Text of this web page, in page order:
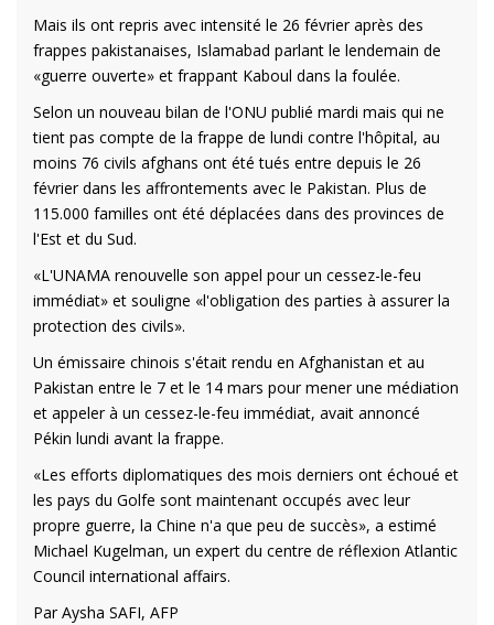
Mais ils ont repris avec intensité le 26 février après des
frappes pakistanaises, Islamabad parlant le lendemain de
«guerre ouverte» et frappant Kaboul dans la foulée.
Selon un nouveau bilan de l'ONU publié mardi mais qui ne
tient pas compte de la frappe de lundi contre l'hôpital, au
moins 76 civils afghans ont été tués entre depuis le 26
février dans les affrontements avec le Pakistan. Plus de
115.000 familles ont été déplacées dans des provinces de
l'Est et du Sud.
«L'UNAMA renouvelle son appel pour un cessez-le-feu
immédiat» et souligne «l'obligation des parties à assurer la
protection des civils».
Un émissaire chinois s'était rendu en Afghanistan et au
Pakistan entre le 7 et le 14 mars pour mener une médiation
et appeler à un cessez-le-feu immédiat, avait annoncé
Pékin lundi avant la frappe.
«Les efforts diplomatiques des mois derniers ont échoué et
les pays du Golfe sont maintenant occupés avec leur
propre guerre, la Chine n'a que peu de succès», a estimé
Michael Kugelman, un expert du centre de réflexion Atlantic
Council international affairs.
Par Aysha SAFI, AFP